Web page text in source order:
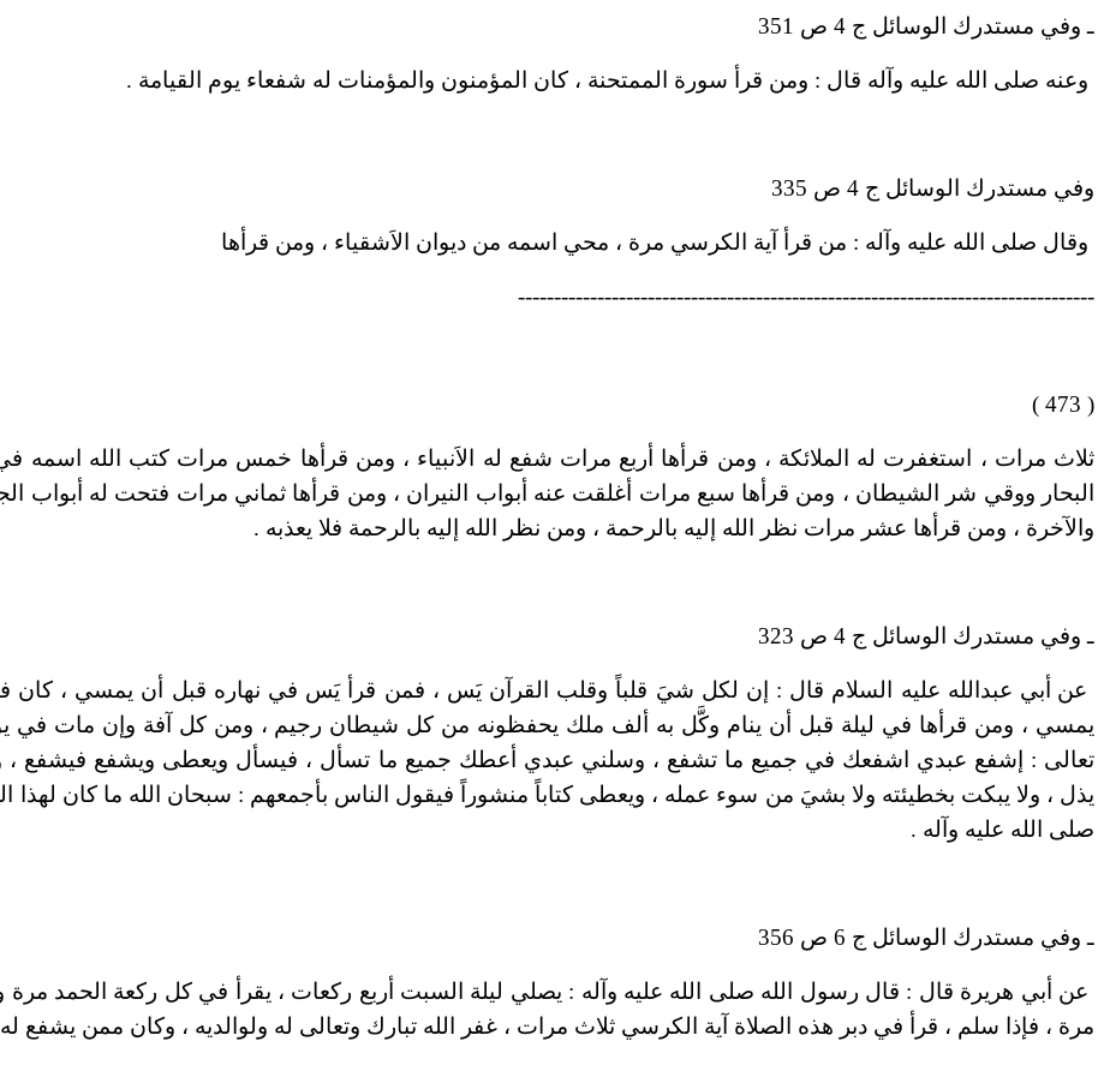
ـ وفي مستدرك الوسائل ج 4 ص 351
وعنه صلى الله عليه وآله قال : ومن قرأ سورة الممتحنة ، كان المؤمنون والمؤمنات له شفعاء يوم القيامة .
وفي مستدرك الوسائل ج 4 ص 335
وقال صلى الله عليه وآله : من قرأ آية الكرسي مرة ، محي اسمه من ديوان الاَشقياء ، ومن قرأها
--------------------------------------------------------------------------------
( 473 )
ثلاث مرات ، استغفرت له الملائكة ، ومن قرأها أربع مرات شفع له الاَنبياء ، ومن قرأها خمس مرات كتب الله اسمه في
البحار ووقي شر الشيطان ، ومن قرأها سبع مرات أغلقت عنه أبواب النيران ، ومن قرأها ثماني مرات فتحت له أبواب
والآخرة ، ومن قرأها عشر مرات نظر الله إليه بالرحمة ، ومن نظر الله إليه بالرحمة فلا يعذبه .
ـ وفي مستدرك الوسائل ج 4 ص 323
عن أبي عبدالله عليه السلام قال : إن لكل شيَ قلباً وقلب القرآن يَس ، فمن قرأ يَس في نهاره قبل أن يمسي ، كان
يمسي ، ومن قرأها في ليلة قبل أن ينام وكَّل به ألف ملك يحفظونه من كل شيطان رجيم ، ومن كل آفة وإن مات في
تعالى : إشفع عبدي اشفعك في جميع ما تشفع ، وسلني عبدي أعطك جميع ما تسأل ، فيسأل ويعطى ويشفع فيشفع ،
يذل ، ولا يبكت بخطيئته ولا بشيَ من سوء عمله ، ويعطى كتاباً منشوراً فيقول الناس بأجمعهم : سبحان الله ما كان لهذا
صلى الله عليه وآله .
ـ وفي مستدرك الوسائل ج 6 ص 356
عن أبي هريرة قال : قال رسول الله صلى الله عليه وآله : يصلي ليلة السبت أربع ركعات ، يقرأ في كل ركعة الحمد مرة
مرة ، فإذا سلم ، قرأ في دبر هذه الصلاة آية الكرسي ثلاث مرات ، غفر الله تبارك وتعالى له ولوالديه ، وكان ممن يشفع